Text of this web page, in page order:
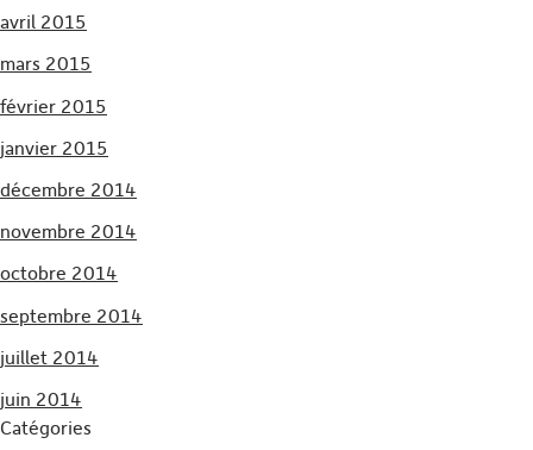
avril 2015
mars 2015
février 2015
janvier 2015
décembre 2014
novembre 2014
octobre 2014
septembre 2014
juillet 2014
juin 2014
Catégories